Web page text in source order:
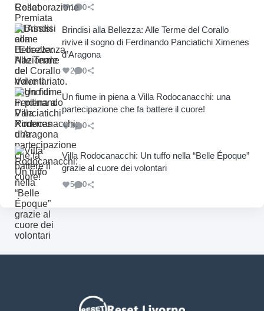
1 0
Brindisi alla Bellezza: Alle Terme del Corallo
rivive il sogno di Ferdinando Panciatichi Ximenes
d’Aragona
2 0
Un fiume in piena a Villa Rodocanacchi: una
partecipazione che fa battere il cuore!
3 0
Villa Rodocanacchi: Un tuffo nella “Belle Époque”
grazie al cuore dei volontari
5 0